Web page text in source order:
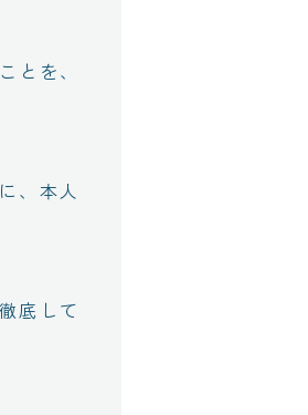
とを、
、本人
底して